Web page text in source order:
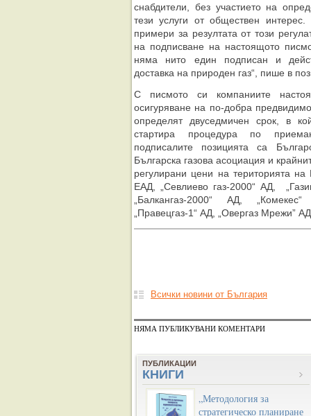
снабдители, без участието на
тези услуги от обществен
примери за резултата от този
на подписване на настоящото
няма нито един подписан и
доставка на природен газ“, пише в
С писмото си компаниите
осигуряване на по-добра
определят двуседмичен срок, в
стартира процедура по
подписалите позицията са
Българска газова асоциация и
регулирани цени на територията на
ЕАД, „Севлиево газ-2000“ АД,
„Балкангаз-2000“ АД,
„Правецгаз-1“ АД, „Овергаз Мрежи”
Всички новини от България
НЯМА ПУБЛИКУВАНИ КОМЕНТАРИ
ПУБЛИКАЦИИ
КНИГИ
„Методология за
стратегическо планиране